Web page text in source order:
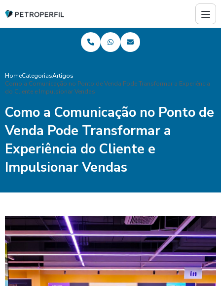
HomeCategoriasArtigos
Como a Comunicação no Ponto de Venda Pode Transformar a Experiência
do Cliente e Impulsionar Vendas
Como a Comunicação no Ponto de
Venda Pode Transformar a
Experiência do Cliente e
Impulsionar Vendas